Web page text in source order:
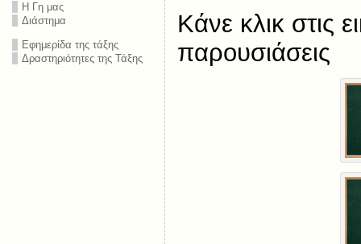
Η Γη μας
Διάστημα
Εφημερίδα της τάξης
Δραστηριότητες της Τάξης
Κάνε κλικ στις
παρουσιάσεις